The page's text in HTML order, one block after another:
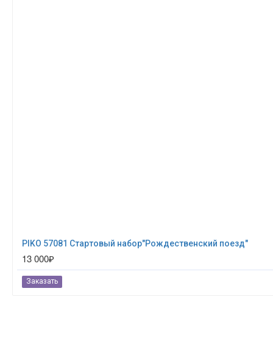
PIKO 57081 Стартовый набор"Рождественский поезд"
13 000₽
Заказать